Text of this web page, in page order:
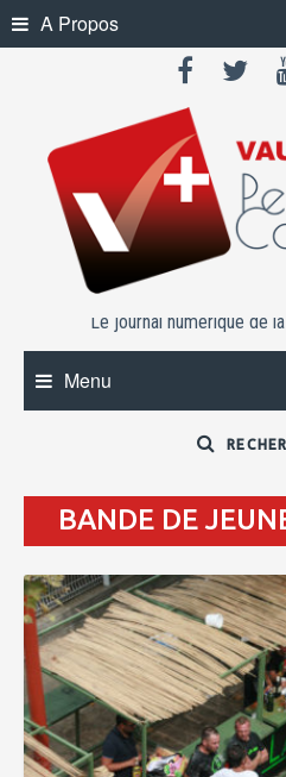
Skip
to
A Propos
Le journal numérique de
Menu
BANDE DE